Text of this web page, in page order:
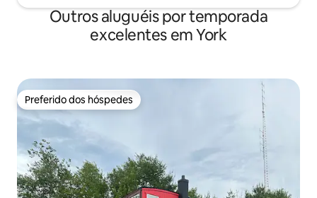
Outros aluguéis por temporada
excelentes em York
Preferido dos hóspedes
Preferido dos hóspedes